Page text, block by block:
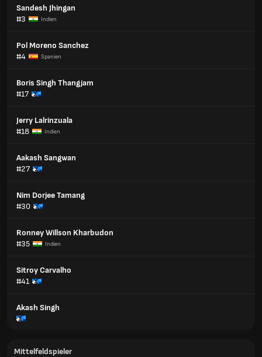
Sandesh Jhingan
#3
Indien
Pol Moreno Sanchez
#4
Spanien
Boris Singh Thangjam
#17
Jerry Lalrinzuala
#18
Indien
Aakash Sangwan
#27
Nim Dorjee Tamang
#30
Ronney Willson Kharbudon
#35
Indien
Sitroy Carvalho
#41
Akash Singh
Mittelfeldspieler